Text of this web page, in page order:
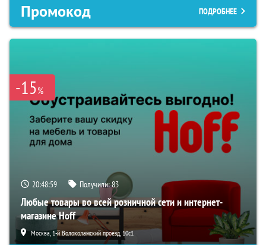
Промокод ПОДРОБНЕЕ
-15%
20:48:58 Получили:83
Любые товары во всей розничной сети и интернет-
магазине Hoff
Москва, 1-й Волоколамский проезд, 10с1